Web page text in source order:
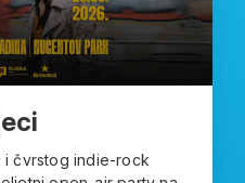
i čvrstog indie-rock